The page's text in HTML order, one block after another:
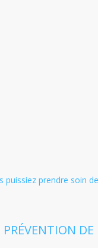
prendre soin